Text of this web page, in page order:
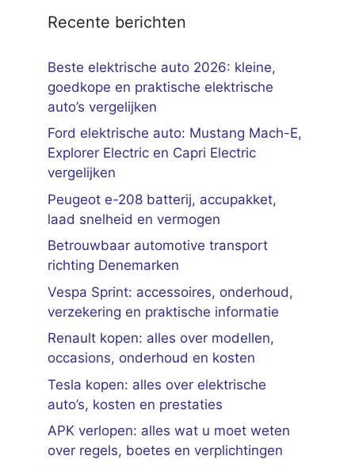
Recente berichten
Beste elektrische auto 2026: kleine,
goedkope en praktische elektrische
auto’s vergelijken
Ford elektrische auto: Mustang Mach-E,
Explorer Electric en Capri Electric
vergelijken
Peugeot e-208 batterij, accupakket,
laad snelheid en vermogen
Betrouwbaar automotive transport
richting Denemarken
Vespa Sprint: accessoires, onderhoud,
verzekering en praktische informatie
Renault kopen: alles over modellen,
occasions, onderhoud en kosten
Tesla kopen: alles over elektrische
auto’s, kosten en prestaties
APK verlopen: alles wat u moet weten
over regels, boetes en verplichtingen